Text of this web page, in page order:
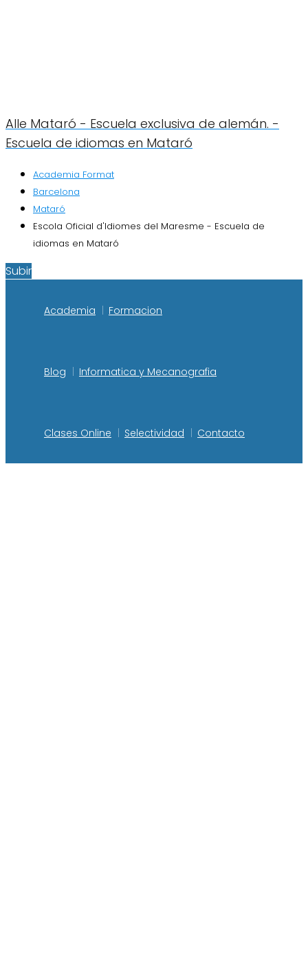
Alle Mataró - Escuela exclusiva de alemán. -
Escuela de idiomas en Mataró
Academia Format
Barcelona
Mataró
Escola Oficial d'Idiomes del Maresme - Escuela de
idiomas en Mataró
Subir
Academia Formacion
Blog Informatica y Mecanografia
Clases Online Selectividad Contacto